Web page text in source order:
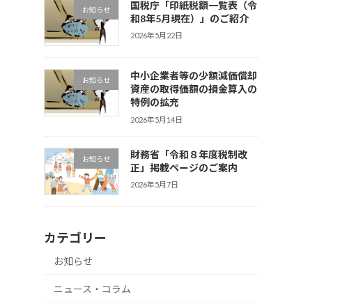
お知らせ
国税庁「印紙税額一覧表（令
和8年5月現在）」のご紹介
2026年5月22日
お知らせ
中小企業者等の少額減価償却
資産の取得価額の損金算入の
特例の拡充
2026年5月14日
お知らせ
財務省「令和８年度税制改
正」掲載ページのご案内
2026年5月7日
カテゴリー
お知らせ
ニュース・コラム